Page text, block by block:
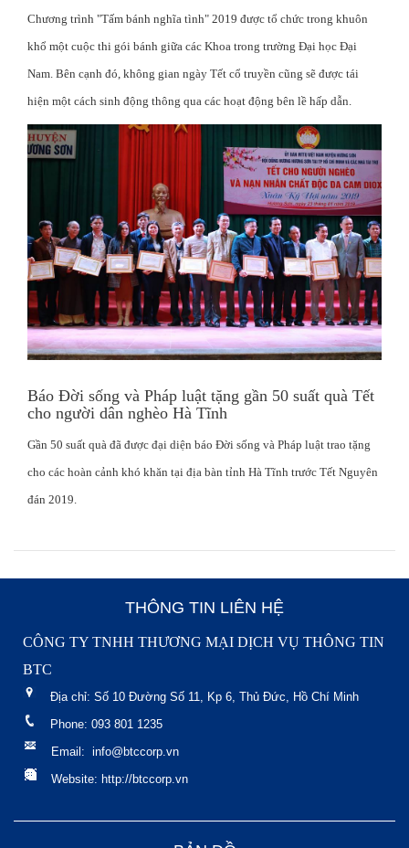
Chương trình "Tấm bánh nghĩa tình" 2019 được tổ chức trong khuôn
khổ một cuộc thi gói bánh giữa các Khoa trong trường Đại học Đại
Nam. Bên cạnh đó, không gian ngày Tết cổ truyền cũng sẽ được tái
hiện một cách sinh động thông qua các hoạt động bên lề hấp dẫn.
Báo Đời sống và Pháp luật tặng gần 50 suất quà Tết
cho người dân nghèo Hà Tĩnh
Gần 50 suất quà đã được đại diện báo Đời sống và Pháp luật trao tặng
cho các hoàn cảnh khó khăn tại địa bàn tỉnh Hà Tĩnh trước Tết Nguyên
đán 2019.
THÔNG TIN LIÊN HỆ
CÔNG TY TNHH THƯƠNG MẠI DỊCH VỤ THÔNG TIN
BTC
Địa chỉ: Số 10 Đường Số 11, Kp 6, Thủ Đức, Hồ Chí Minh
Phone: 093 801 1235
Email: info@btccorp.vn
Website: http://btccorp.vn